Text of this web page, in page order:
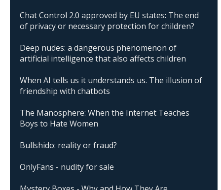
Chat Control 2.0 approved by EU states: The end
of privacy or necessary protection for children?
Deep nudes: a dangerous phenomenon of
artificial intelligence that also affects children
When AI tells us it understands us. The illusion of
friendship with chatbots
The Manosphere: When the Internet Teaches
Boys to Hate Women
Bullshido: reality or fraud?
OnlyFans - nudity for sale